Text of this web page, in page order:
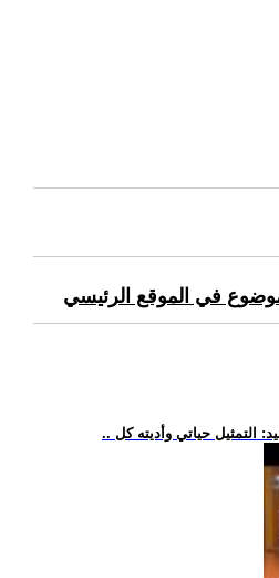
في الموقع الرئيسي
التمثيل حياتي وأديته كل